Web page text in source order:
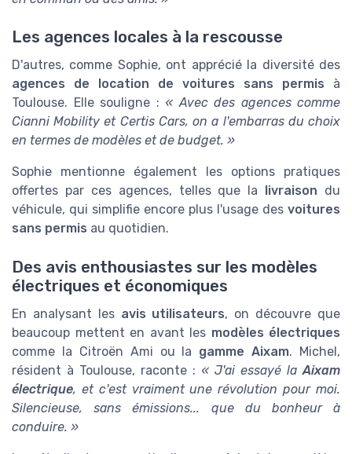
Les agences locales à la rescousse
D'autres, comme Sophie, ont apprécié la diversité des
agences de location de voitures sans permis à
Toulouse. Elle souligne : « Avec des agences comme
Cianni Mobility et Certis Cars, on a l'embarras du choix
en termes de modèles et de budget. »
Sophie mentionne également les options pratiques
offertes par ces agences, telles que la
livraison du
véhicule, qui simplifie encore plus l'usage des voitures
sans permis au quotidien.
Des avis enthousiastes sur les modèles
électriques et économiques
En analysant les avis utilisateurs, on découvre que
beaucoup mettent en avant les modèles électriques
comme la Citroën Ami ou la gamme Aixam. Michel,
résident à Toulouse, raconte : « J'ai essayé laAixam
électrique, et c'est vraiment une révolution pour moi.
Silencieuse, sans émissions... que du bonheur à
conduire. »